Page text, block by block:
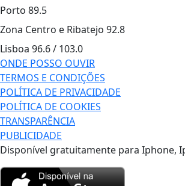
Porto 89.5
Zona Centro e Ribatejo 92.8
Lisboa 96.6 / 103.0
ONDE POSSO OUVIR
TERMOS E CONDIÇÕES
POLÍTICA DE PRIVACIDADE
POLÍTICA DE COOKIES
TRANSPARÊNCIA
PUBLICIDADE
Disponível gratuitamente para Iphone,